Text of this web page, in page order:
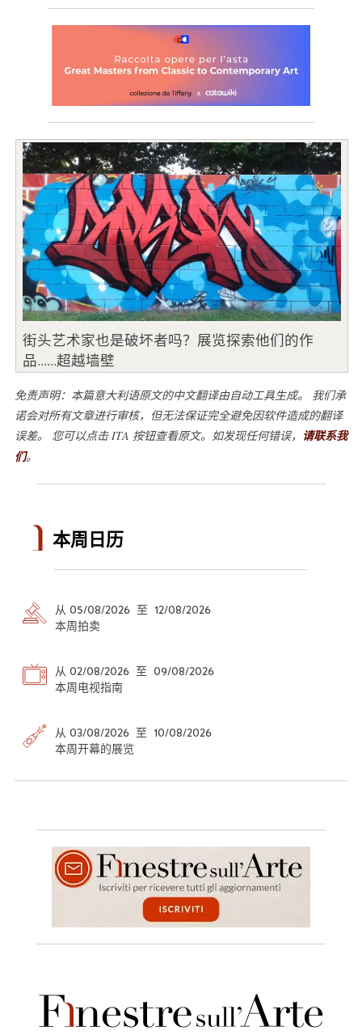
街头艺术家也是破坏者吗？展览探索他们的作
品......超越墙壁
免责声明：本篇意大利语原文的中文翻译由自动工具生成。 我们承
诺会对所有文章进行审核，但无法保证完全避免因软件造成的翻译
误差。 您可以点击 ITA 按钮查看原文。如发现任何错误， 请联系我
们。
本周日历
从 05/08/2026 至 12/08/2026
本周拍卖
从 02/08/2026 至 09/08/2026
本周电视指南
从 03/08/2026 至 10/08/2026
本周开幕的展览